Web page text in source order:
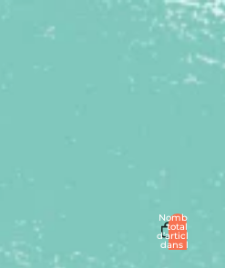
Nombre
total
d’articles
dans le